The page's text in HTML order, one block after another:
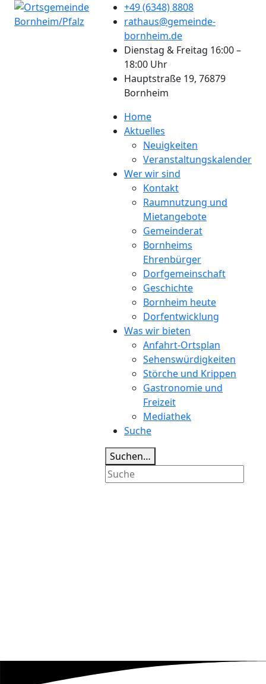
+49 (6348) 8808
rathaus@gemeinde-
bornheim.de
Dienstag & Freitag 16:00 –
18:00 Uhr
Hauptstraße 19, 76879
Bornheim
Home
Aktuelles
Neuigkeiten
Veranstaltungskalender
Wer wir sind
Kontakt
Raumnutzung und
Mietangebote
Gemeinderat
Bornheims
Ehrenbürger
Dorfgemeinschaft
Geschichte
Bornheim heute
Dorfentwicklung
Was wir bieten
Anfahrt-Ortsplan
Sehenswürdigkeiten
Störche und Krippen
Gastronomie und
Freizeit
Mediathek
Suche
Suchen…